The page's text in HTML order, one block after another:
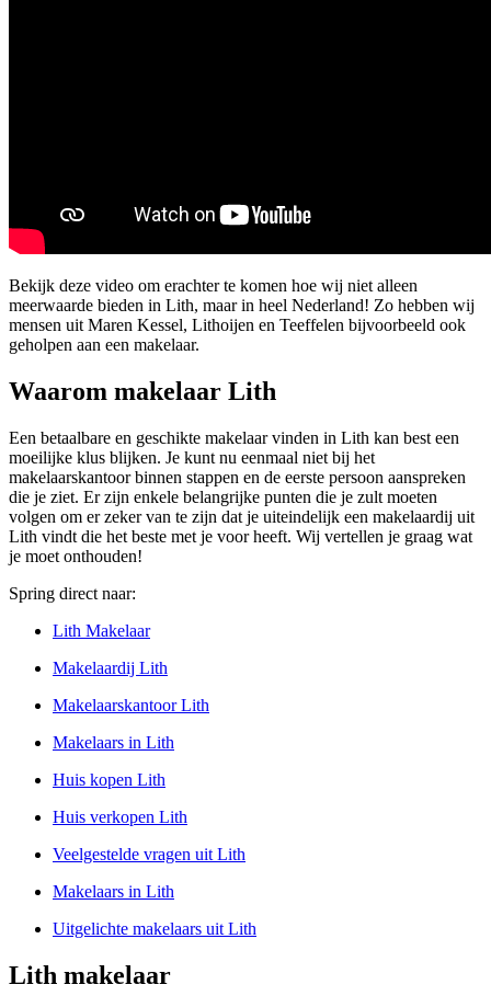
Bekijk deze video om erachter te komen hoe wij niet alleen
meerwaarde bieden in Lith, maar in heel Nederland! Zo hebben wij
mensen uit Maren Kessel, Lithoijen en Teeffelen bijvoorbeeld ook
geholpen aan een makelaar.
Waarom makelaar Lith
Een betaalbare en geschikte makelaar vinden in Lith kan best een
moeilijke klus blijken. Je kunt nu eenmaal niet bij het
makelaarskantoor binnen stappen en de eerste persoon aanspreken
die je ziet. Er zijn enkele belangrijke punten die je zult moeten
volgen om er zeker van te zijn dat je uiteindelijk een makelaardij uit
Lith vindt die het beste met je voor heeft. Wij vertellen je graag wat
je moet onthouden!
Spring direct naar:
Lith Makelaar
Makelaardij Lith
Makelaarskantoor Lith
Makelaars in Lith
Huis kopen Lith
Huis verkopen Lith
Veelgestelde vragen uit Lith
Makelaars in Lith
Uitgelichte makelaars uit Lith
Lith makelaar